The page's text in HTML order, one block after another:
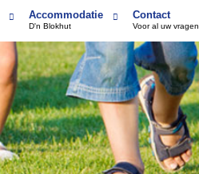
Accommodatie
D'n Blokhut
Contact
Voor al uw vragen.